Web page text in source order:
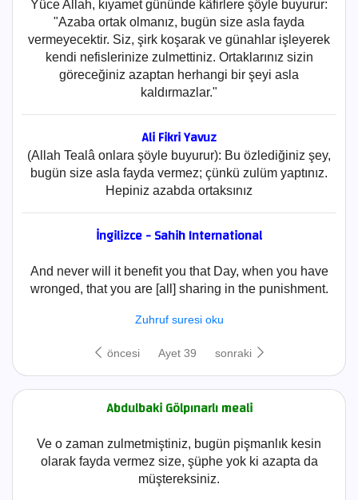
Yüce Allah, kıyamet gününde kâfirlere şöyle buyurur:
"Azaba ortak olmanız, bugün size asla fayda
vermeyecektir. Siz, şirk koşarak ve günahlar işleyerek
kendi nefislerinize zulmettiniz. Ortaklarınız sizin
göreceğiniz azaptan herhangi bir şeyi asla
kaldırmazlar."
Ali Fikri Yavuz
(Allah Tealâ onlara şöyle buyurur): Bu özlediğiniz şey,
bugün size asla fayda vermez; çünkü zulüm yaptınız.
Hepiniz azabda ortaksınız
İngilizce - Sahih International
And never will it benefit you that Day, when you have
wronged, that you are [all] sharing in the punishment.
Zuhruf suresi oku
öncesi Ayet 39 sonraki
Abdulbaki Gölpınarlı meali
Ve o zaman zulmetmiştiniz, bugün pişmanlık kesin
olarak fayda vermez size, şüphe yok ki azapta da
müştereksiniz.